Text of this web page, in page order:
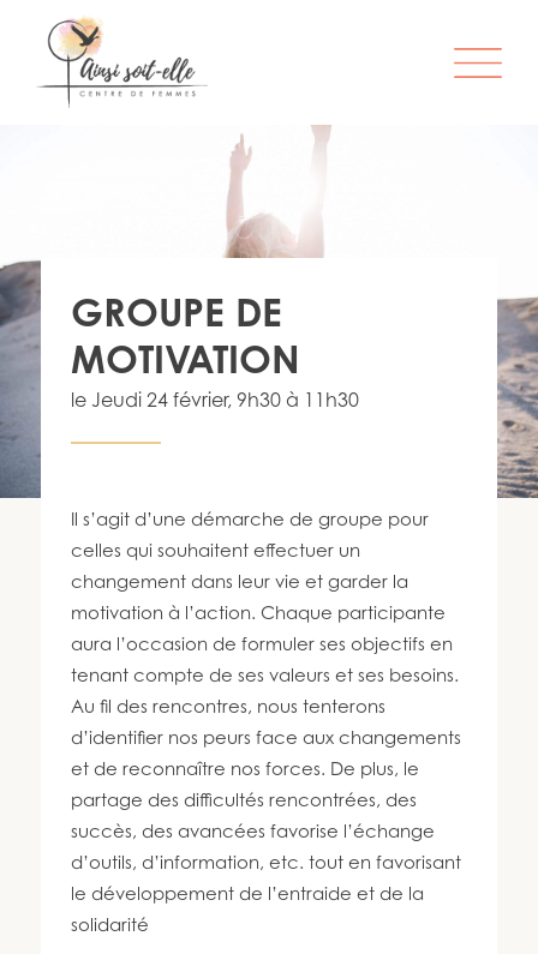
L’ORGANISME
SERVICES
ATELIERS & ACTIVITÉS
ÊTRE MEMBRE
S’IMPLIQUER
INFO-LETTRE
450 447-3576
GROUPE DE
MOTIVATION
le Jeudi 24 février, 9h30 à 11h30
Il s’agit d’une démarche de groupe pour
celles qui souhaitent effectuer un
changement dans leur vie et garder la
motivation à l’action. Chaque participante
aura l’occasion de formuler ses objectifs en
tenant compte de ses valeurs et ses besoins.
Au fil des rencontres, nous tenterons
d’identifier nos peurs face aux changements
et de reconnaître nos forces. De plus, le
partage des difficultés rencontrées, des
succès, des avancées favorise l’échange
d’outils, d’information, etc. tout en favorisant
le développement de l’entraide et de la
solidarité